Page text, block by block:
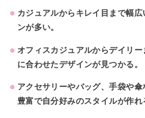
カジュアルからキレイ目まで幅
ンが多い。
オフィスカジュアルからデイリ
に合わせたデザインが見つかる。
アクセサリーやバッグ、手袋や
豊富で自分好みのスタイルが作れ